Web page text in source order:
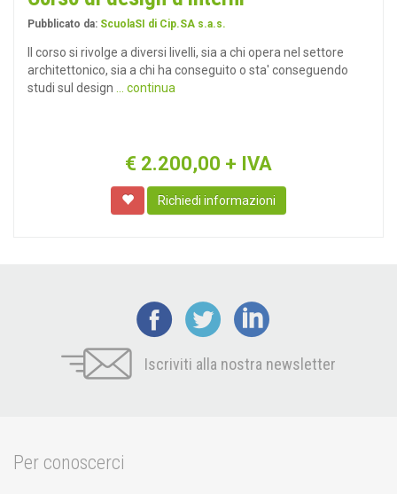
Pubblicato da: ScuolaSI di Cip.SA s.a.s.
Il corso si rivolge a diversi livelli, sia a chi opera nel settore
architettonico, sia a chi ha conseguito o sta' conseguendo
studi sul design
... continua
€ 2.200,00 + IVA
Richiedi informazioni
Iscriviti alla nostra newsletter
Per conoscerci